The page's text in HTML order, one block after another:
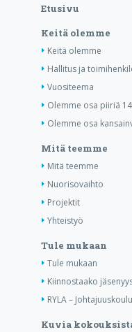
Etusivu
Keitä olemme
Keitä olemme
Hallitus ja
Vuositeema
Olemme osa piiriä
Olemme osa
Mitä teemme
Mitä teemme
Nuorisovaihto
Projektit
Yhteistyö
Tule mukaan
Tule mukaan
Kiinnostaako
RYLA –
Kuvia